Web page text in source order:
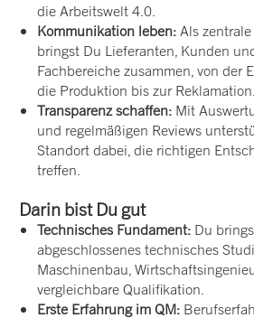
die Arbeitswelt 4.0.
Kommunikation leben: Als
bringst Du Lieferanten, Kunden
Fachbereiche zusammen, von der
die Produktion bis zur Reklamation.
Transparenz schaffen: Mit
und regelmäßigen Reviews
Standort dabei, die richtigen
treffen.
Darin bist Du gut
Technisches Fundament: Du
abgeschlossenes technisches
Maschinenbau,
vergleichbare Qualifikation.
Erste Erfahrung im QM: